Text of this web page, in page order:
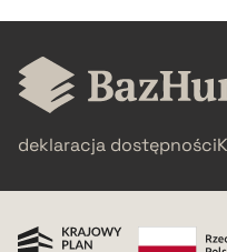
CZYSTY TEKST
pobierz cytat
BIBTEX
deklaracja dostępności